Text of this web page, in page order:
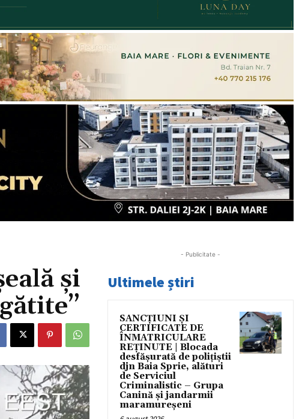
și
- Publicitate -
Ultimele știri
SANCȚIUNI ȘI
CERTIFICATE DE
ÎNMATRICULARE
REȚINUTE | Blocada
desfășurată de polițiștii
djn Baia Sprie, alături
de Serviciul
Criminalistic – Grupa
Canină și jandarmii
maramureșeni